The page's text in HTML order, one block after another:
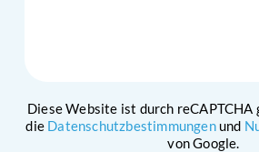
Diese Website ist durch reCAPTCHA
die Datenschutzbestimmungenund
von Google.